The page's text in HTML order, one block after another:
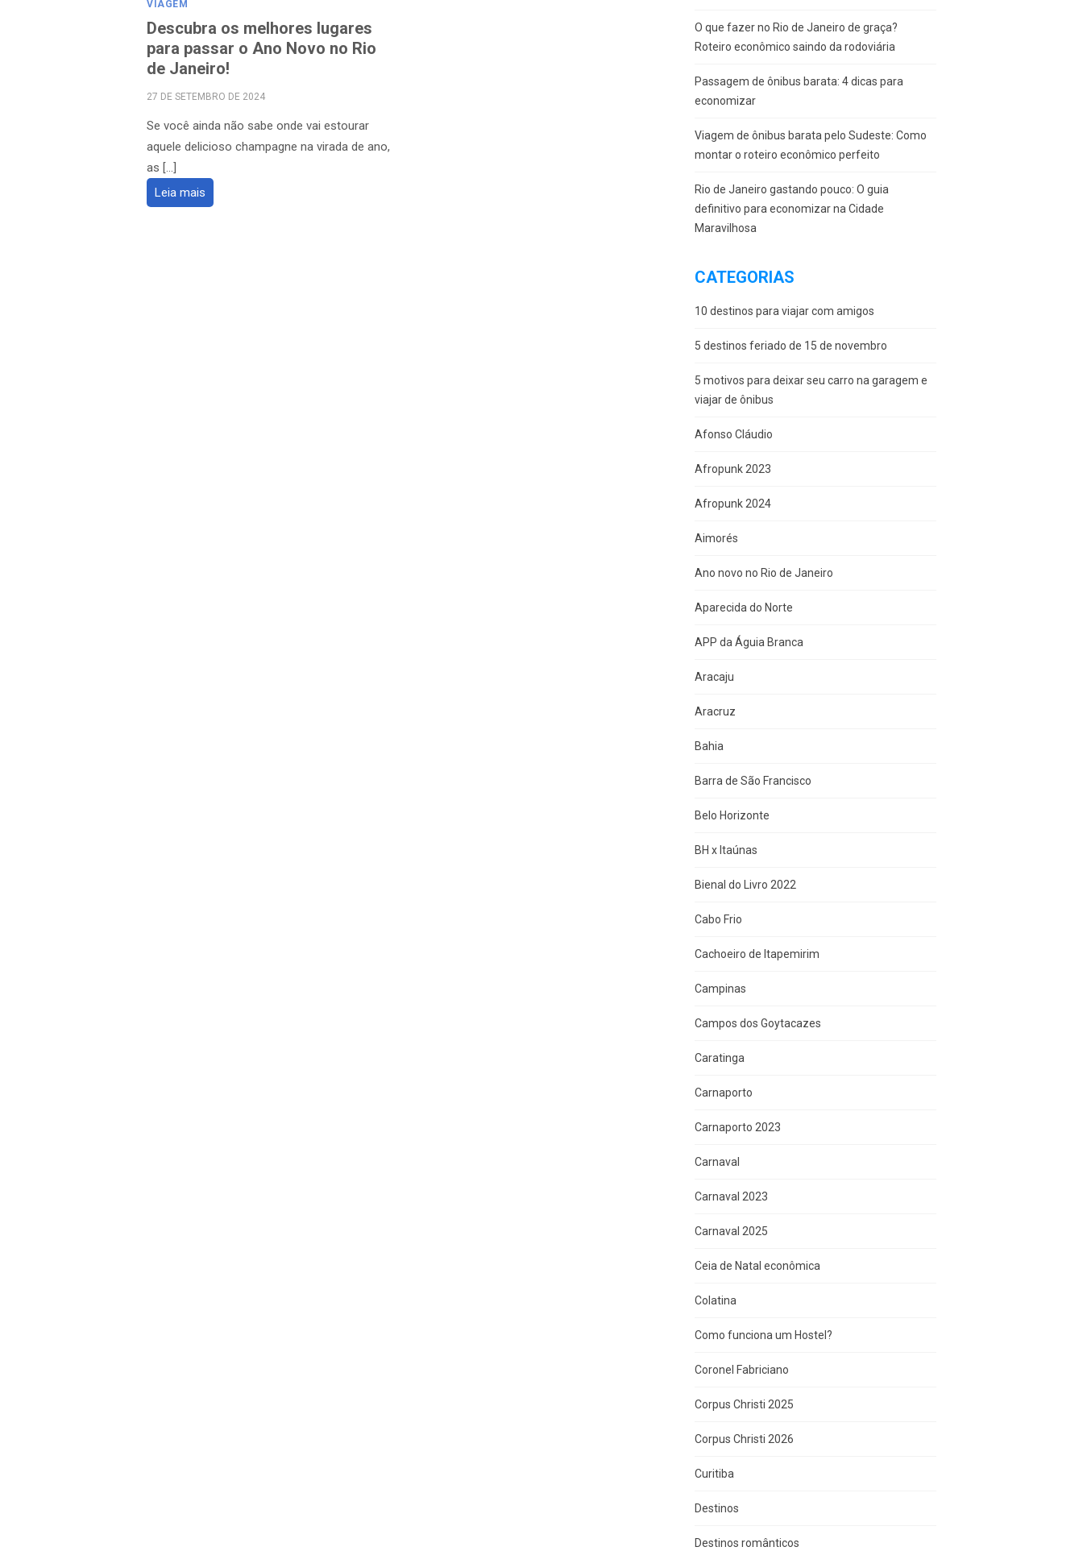
VIAGEM
Descubra os melhores lugares
para passar o Ano Novo no Rio
de Janeiro!
POSTED
27 DE SETEMBRO DE 2024
Se você ainda não sabe onde vai estourar
aquele delicioso champagne na virada de ano,
as […]
Leia mais
O que fazer no Rio de Janeiro de graça?
Roteiro econômico saindo da rodoviária
Passagem de ônibus barata: 4 dicas para
economizar
Viagem de ônibus barata pelo Sudeste: Como
montar o roteiro econômico perfeito
Rio de Janeiro gastando pouco: O guia
definitivo para economizar na Cidade
Maravilhosa
CATEGORIAS
10 destinos para viajar com amigos
5 destinos feriado de 15 de novembro
5 motivos para deixar seu carro na garagem e
viajar de ônibus
Afonso Cláudio
Afropunk 2023
Afropunk 2024
Aimorés
Ano novo no Rio de Janeiro
Aparecida do Norte
APP da Águia Branca
Aracaju
Aracruz
Bahia
Barra de São Francisco
Belo Horizonte
BH x Itaúnas
Bienal do Livro 2022
Cabo Frio
Cachoeiro de Itapemirim
Campinas
Campos dos Goytacazes
Caratinga
Carnaporto
Carnaporto 2023
Carnaval
Carnaval 2023
Carnaval 2025
Ceia de Natal econômica
Colatina
Como funciona um Hostel?
Coronel Fabriciano
Corpus Christi 2025
Corpus Christi 2026
Curitiba
Destinos
Destinos românticos